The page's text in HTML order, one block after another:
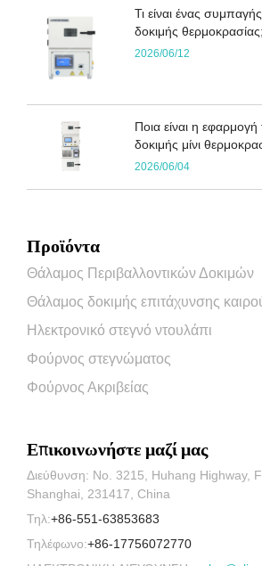
Τι είναι ένας
δοκιμής θερμοκρασίας;
2026/06/12
Ποια είναι η
δοκιμής μίνι
2026/06/04
Προϊόντα
Θάλαμος Περιβαλλοντικών Δοκιμών
Θάλαμος δοκιμής επιτάχυνσης
Ηλεκτρονικό στεγνό ντουλάπι
Φούρνος στεγνώματος
Φούρνος Ακριβείας
Επικοινωνήστε μαζί μας
Διεύθυνση: No. 3215, Huhang Highway,
Shanghai, 231417, China
Τηλ:+86-551-63853683
Τηλέφωνο:+86-17756072770